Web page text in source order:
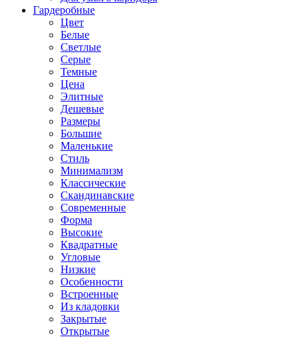
Гардеробные
Цвет
Белые
Светлые
Серые
Темные
Цена
Элитные
Дешевые
Размеры
Большие
Маленькие
Стиль
Минимализм
Классические
Скандинавские
Современные
Форма
Высокие
Квадратные
Угловые
Низкие
Особенности
Встроенные
Из кладовки
Закрытые
Открытые